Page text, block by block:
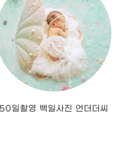
50일촬영 백일사진 언더더씨